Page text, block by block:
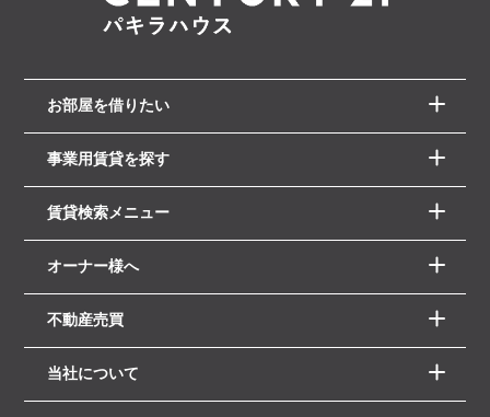
お部屋を借りたい
事業用賃貸を探す
賃貸検索メニュー
オーナー様へ
不動産売買
当社について